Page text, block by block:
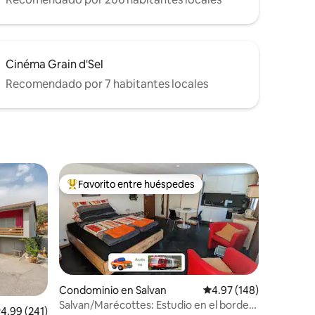
Cinéma Grain d'Sel
Recomendado por 7 habitantes locales
promedio: 4.99 de 5; 241 evaluaciones
4.99 (241)
De los mejores en Favorito entre huéspedes
Favorito entre huéspedes
Condominio en Salvan Calificación promedio:
4.97 (148)
Salvan/Marécottes: Estudio en el borde